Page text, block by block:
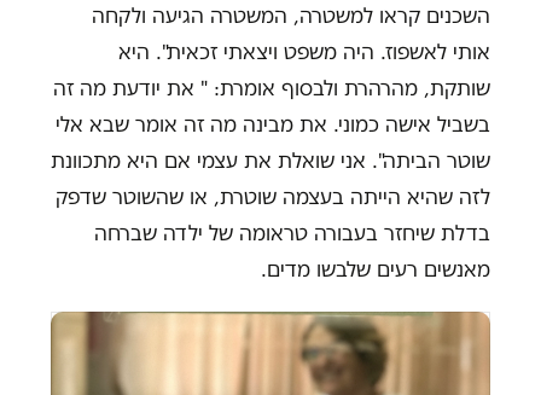
השכנים קראו למשטרה, המשטרה הגיעה ולקחה
אותי לאשפוז. היה משפט ויצאתי זכאית". היא
שותקת, מהרהרת ולבסוף אומרת: " את יודעת מה זה
בשביל אישה כמוני. את מבינה מה זה אומר שבא אלי
שוטר הביתה". אני שואלת את עצמי אם היא מתכוונת
לזה שהיא הייתה בעצמה שוטרת, או שהשוטר שדפק
בדלת שיחזר בעבורה טראומה של ילדה שברחה
מאנשים רעים שלבשו מדים.